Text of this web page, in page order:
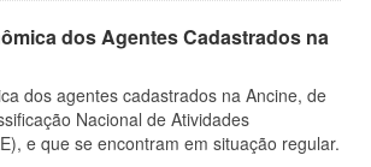
dos Agentes Cadastrados na
dos agentes cadastrados na Ancine, de
Nacional de Atividades
e que se encontram em situação regular.